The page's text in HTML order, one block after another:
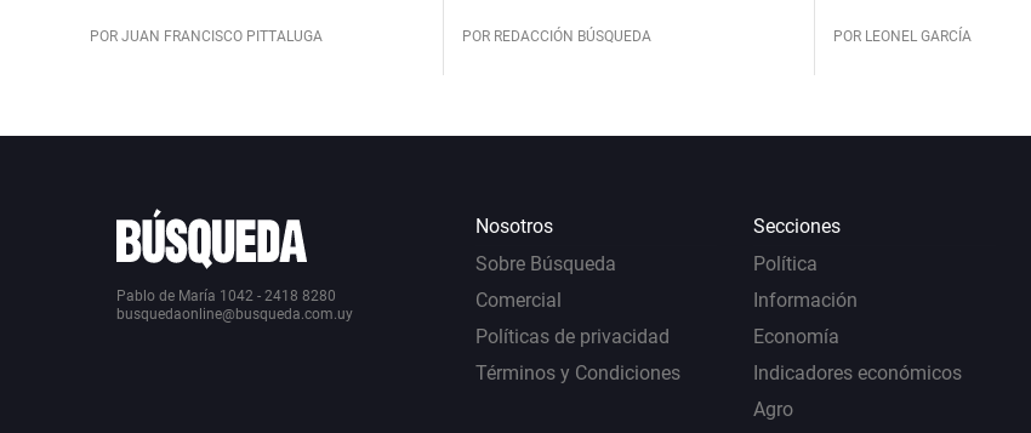
POR JUAN FRANCISCO PITTALUGA POR REDACCIÓN BÚSQUEDA POR LEONEL GARCÍA
Pablo de María 1042 - 2418 8280
busquedaonline@busqueda.com.uy
Nosotros
Sobre Búsqueda
Comercial
Políticas de privacidad
Términos y Condiciones
Secciones
Política
Información
Economía
Indicadores económicos
Agro